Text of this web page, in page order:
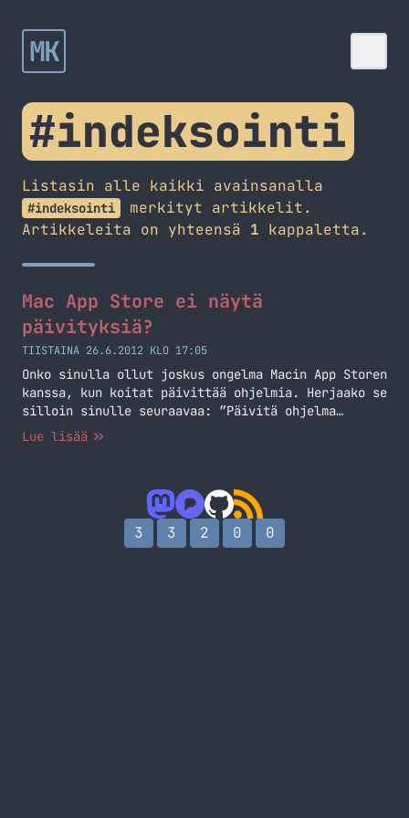
MK
#indeksointi
Listasin alle kaikki avainsanalla
#indeksointi
merkityt artikkelit.
Artikkeleita on yhteensä 1 kappaletta.
Mac App Store ei näytä
päivityksiä?
TIISTAINA 26.6.2012 KLO 17:05
Onko sinulla ollut joskus ongelma Macin App Storen
kanssa, kun koitat päivittää ohjelmia. Herjaako se
silloin sinulle seuraavaa: ”Päivitä ohjelma
kirjautumalla sisään tilille, jolla ostit
tullut päivitys. App Store ei näyttänyt, että
minulla… Jatka lukemista Mac App Store ei näytä
Lue lisää
3 3 2 0 0